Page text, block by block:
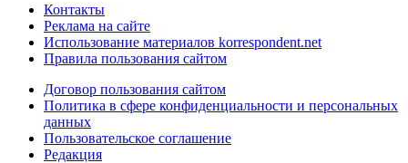
Контакты
Реклама на сайте
Использование материалов korrespondent.net
Правила пользования сайтом
Договор пользования сайтом
Политика в сфере конфиденциальности и персональных
данных
Пользовательское соглашение
Редакция